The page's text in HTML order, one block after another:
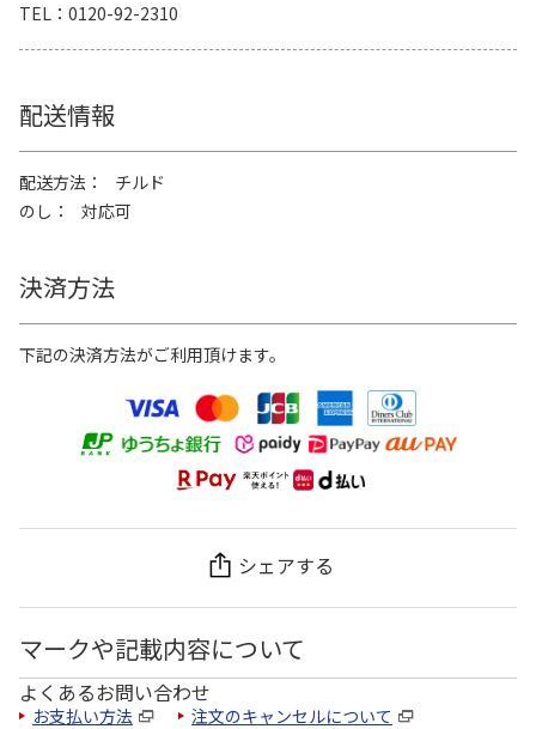
TEL
0120-92-2310
配送情報
配送方法
チルド
のし
対応可
決済方法
下記の決済方法がご利用頂けます。
シェアする
マークや記載内容について
よくあるお問い合わせ
お支払い方法 注文のキャンセルについて